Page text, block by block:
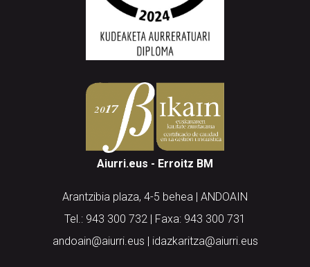
Aiurri.eus - Erroitz BM
Arantzibia plaza, 4-5 behea | ANDOAIN
Tel.: 943 300 732 | Faxa: 943 300 731
andoain@aiurri.eus | idazkaritza@aiurri.eus